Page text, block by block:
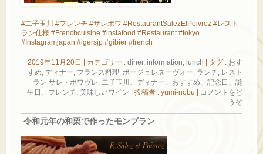
#二子玉川 #フレンチ #サレポワ #RestaurantSalezEtPoivrez #レスト
ラン仕様 #Frenchcuisine #instafood #Restaurant #tokyo
#Instagramjapan #igersjp #gibier #french
2019年11月20日 カテゴリー : diner, information, lunch タグ : おす
すめ, ディナー, フランス料理, ボージョレヌーヴォー, ランチ, レスト
ラン サレ・ポワヴレ, 二子玉川、ディナー、おすすめ、記念日、誕
生日、フレンチ, 美味しいワイン 投稿者 : yumi-nobu
コメントをど
うぞ
令和元年の和栗で作ったモンブラン